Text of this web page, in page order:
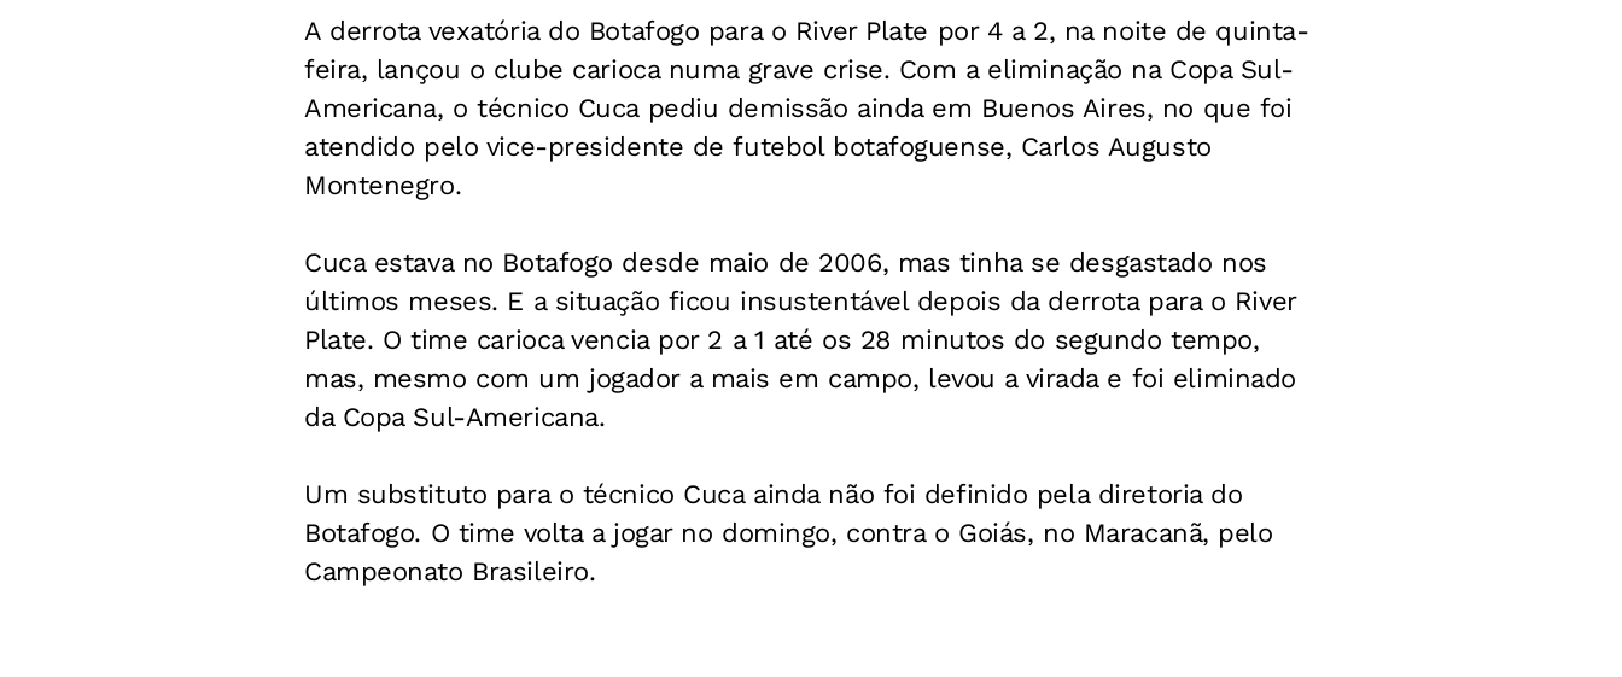
A derrota vexatória do Botafogo para o River Plate por 4 a 2, na noite de quinta-
feira, lançou o clube carioca numa grave crise. Com a eliminação na Copa Sul-
Americana, o técnico Cuca pediu demissão ainda em Buenos Aires, no que foi
atendido pelo vice-presidente de futebol botafoguense, Carlos Augusto
Montenegro.
Cuca estava no Botafogo desde maio de 2006, mas tinha se desgastado nos
últimos meses. E a situação ficou insustentável depois da derrota para o River
Plate. O time carioca vencia por 2 a 1 até os 28 minutos do segundo tempo,
mas, mesmo com um jogador a mais em campo, levou a virada e foi eliminado
da Copa Sul-Americana.
Um substituto para o técnico Cuca ainda não foi definido pela diretoria do
Botafogo. O time volta a jogar no domingo, contra o Goiás, no Maracanã, pelo
Campeonato Brasileiro.